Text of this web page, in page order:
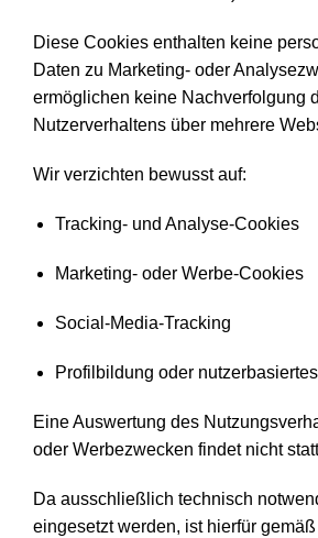
Diese Cookies enthalten keine
Daten zu Marketing- oder
ermöglichen keine Nachverfolgung
Nutzerverhaltens über mehrere
Wir verzichten bewusst auf:
Tracking- und Analyse-Cookies
Marketing- oder Werbe-Cookies
Social-Media-Tracking
Profilbildung oder
Eine Auswertung des
oder Werbezwecken findet nicht
Da ausschließlich technisch
eingesetzt werden, ist hierfür